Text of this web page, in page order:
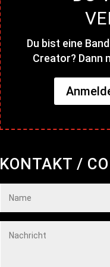
Du bist eine
Creator? Dann
KONTAKT /